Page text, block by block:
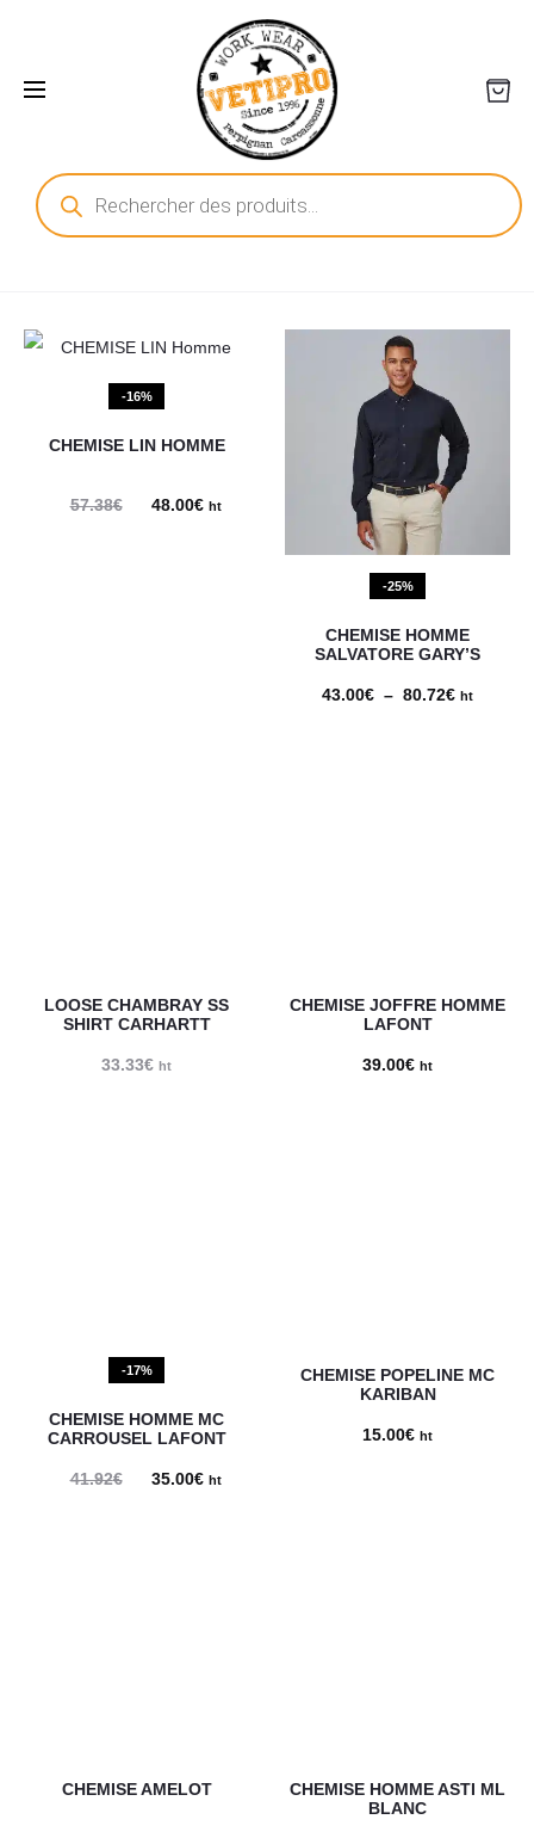
Recherche
de
produits
-16%
CHEMISE LIN HOMME
57.38€ 48.00€Le
ht
-25%
CHEMISE HOMME
SALVATORE GARY’S
43.00€ – 80.72€ Plage
ht
LOOSE CHAMBRAY SS
SHIRT CARHARTT
33.33€ ht
CHEMISE JOFFRE HOMME
LAFONT
39.00€ ht
-17%
CHEMISE HOMME MC
CARROUSEL LAFONT
41.92€ 35.00€Le
ht
CHEMISE POPELINE MC
KARIBAN
15.00€ ht
CHEMISE AMELOT
CHEMISE HOMME ASTI ML
BLANC